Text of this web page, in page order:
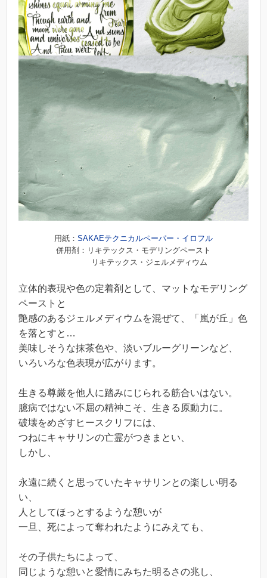
用紙： SAKAEテクニカルペーパー・イロフル
併用剤：リキテックス・モデリングペースト
リキテックス・ジェルメディウム
立体的表現や色の定着剤として、マットなモデリング
ペーストと
艶感のあるジェルメディウムを混ぜて、「嵐が丘」色
を落とすと…
美味しそうな抹茶色や、淡いブルーグリーンなど、
いろいろな色表現が広がります。
生きる尊厳を他人に踏みにじられる筋合いはない。
臆病ではない不屈の精神こそ、生きる原動力に。
破壊をめざすヒースクリフには、
つねにキャサリンの亡霊がつきまとい、
しかし、
永遠に続くと思っていたキャサリンとの楽しい明る
い、
人としてほっとするような憩いが
一旦、死によって奪われたようにみえても、
その子供たちによって、
同じような憩いと愛情にみちた明るさの兆し、